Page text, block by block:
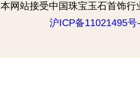
本网站接受中国珠宝玉石首饰行
沪ICP备11021495号